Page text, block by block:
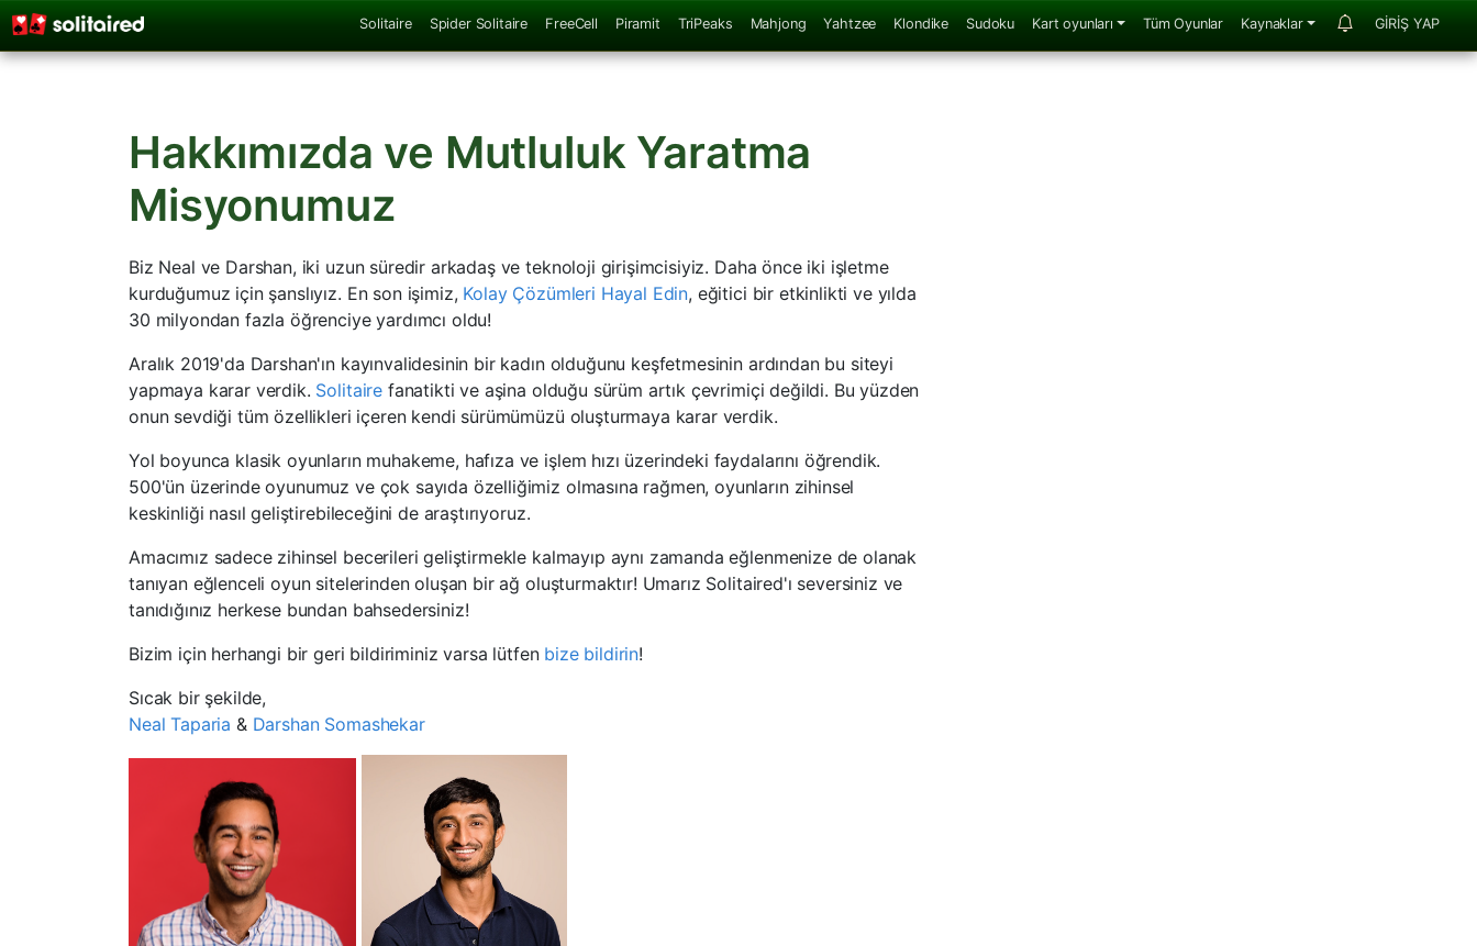
Solitaire Spider Solitaire FreeCell Piramit TriPeaks Mahjong Yahtzee Klondike Sudoku Kart oyunları Tüm Oyunlar Kaynaklar GİRİŞ YAP
Hakkımızda ve Mutluluk Yaratma
Misyonumuz
Biz Neal ve Darshan, iki uzun süredir arkadaş ve teknoloji girişimcisiyiz. Daha önce iki işletme
kurduğumuz için şanslıyız. En son işimiz, Kolay Çözümleri Hayal Edin, eğitici bir etkinlikti ve yılda
30 milyondan fazla öğrenciye yardımcı oldu!
Aralık 2019'da Darshan'ın kayınvalidesinin bir kadın olduğunu keşfetmesinin ardından bu siteyi
yapmaya karar verdik. Solitaire fanatikti ve aşina olduğu sürüm artık çevrimiçi değildi. Bu yüzden
onun sevdiği tüm özellikleri içeren kendi sürümümüzü oluşturmaya karar verdik.
Yol boyunca klasik oyunların muhakeme, hafıza ve işlem hızı üzerindeki faydalarını öğrendik.
500'ün üzerinde oyunumuz ve çok sayıda özelliğimiz olmasına rağmen, oyunların zihinsel
keskinliği nasıl geliştirebileceğini de araştırıyoruz.
Amacımız sadece zihinsel becerileri geliştirmekle kalmayıp aynı zamanda eğlenmenize de olanak
tanıyan eğlenceli oyun sitelerinden oluşan bir ağ oluşturmaktır! Umarız Solitaired'ı seversiniz ve
tanıdığınız herkese bundan bahsedersiniz!
Bizim için herhangi bir geri bildiriminiz varsa lütfen bize bildirin!
Sıcak bir şekilde,
Neal Taparia & Darshan Somashekar